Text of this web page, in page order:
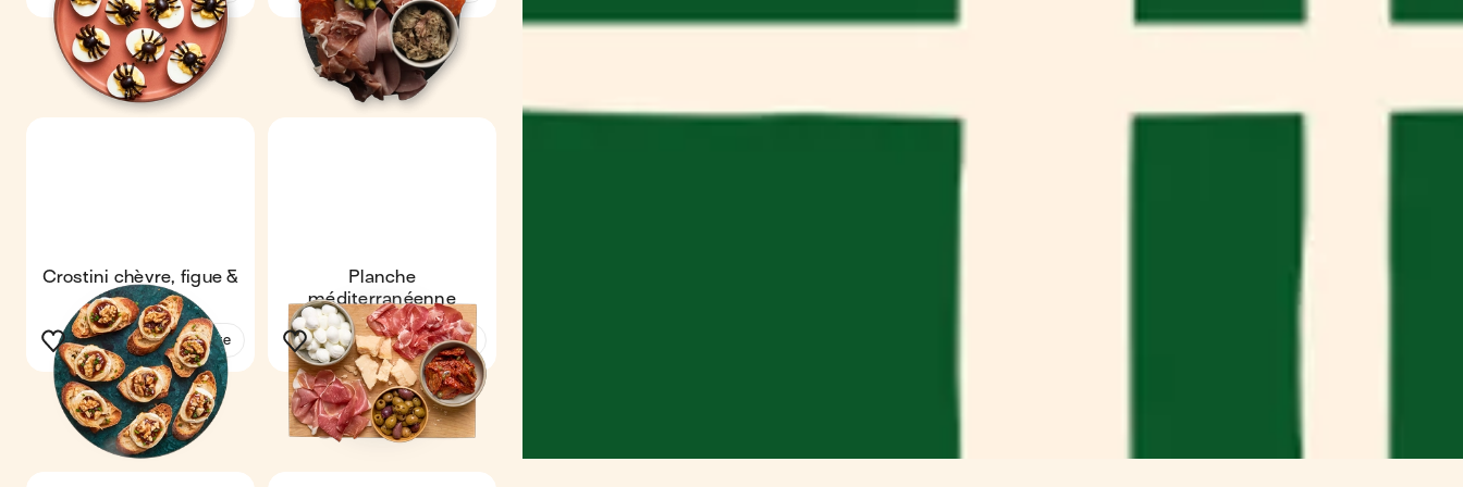
Crostini chèvre, figue &
noix
Voir la recette
Planche
méditerranéenne
Voir la recette